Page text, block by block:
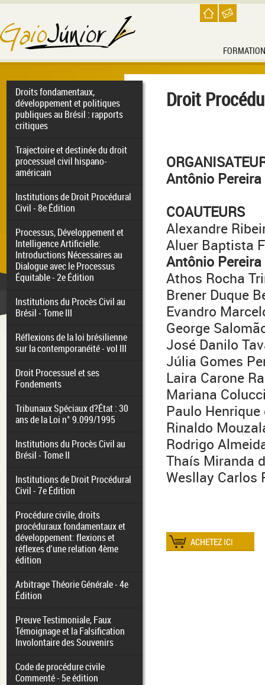
FORMATION
Droits fondamentaux,
développement et politiques
publiques au Brésil : rapports
critiques
Trajectoire et destinée du droit
processuel civil hispano-
américain
Institutions de Droit Procédural
Civil - 8e Édition
Processus, Développement et
Intelligence Artificielle:
Introductions Nécessaires au
Dialogue avec le Processus
Équitable - 2e Édition
Institutions du Procès Civil au
Brésil - Tome III
Réflexions de la loi brésilienne
sur la contemporanéité - vol III
Droit Processuel et ses
Fondements
Tribunaux Spéciaux d?État : 30
ans de la Loi n° 9.099/1995
Institutions du Procès Civil au
Brésil - Tome II
Institutions de Droit Procédural
Civil - 7e Édition
Procédure civile, droits
procéduraux fondamentaux et
développement: flexions et
réflexes d'une relation 4ème
édition
Arbitrage Théorie Générale - 4e
Édition
Preuve Testimoniale, Faux
Témoignage et la Falsification
Involontaire des Souvenirs
Code de procédure civile
Commenté - 5e édition
Droit
Antônio
COAUTEURS
Alexandre
Aluer Baptista
Antônio
Athos Rocha
Brener Duque
Evandro
George
José Danilo
Júlia Gomes
Laira Carone
Mariana
Paulo
Rinaldo
Rodrigo
Thaís Miranda
Wesllay Carlos